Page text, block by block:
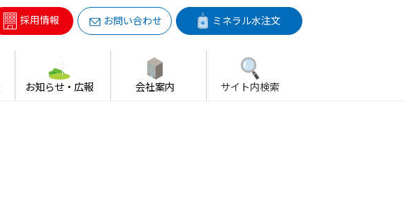
採用情報 お問い合わせ ミネラル水注文
お知らせ・広報 会社案内 サイト内検索